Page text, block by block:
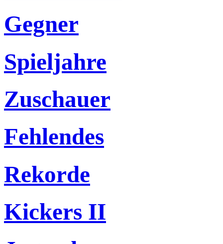
Gegner
Spieljahre
Zuschauer
Fehlendes
Rekorde
Kickers II